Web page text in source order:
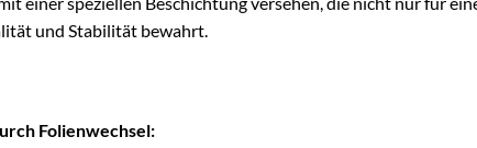
und Stabilität bewahrt.
Folienwechsel: